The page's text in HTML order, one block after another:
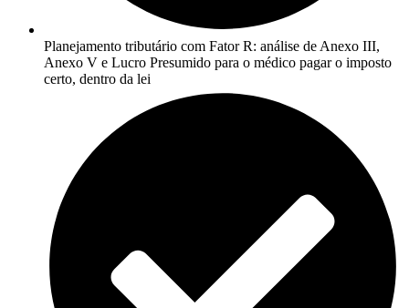
Planejamento tributário com Fator R: análise de Anexo III,
Anexo V e Lucro Presumido para o médico pagar o imposto
certo, dentro da lei